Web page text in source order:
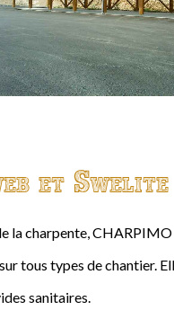
et Swelite
la charpente,
tous types de chantier.
sanitaires.